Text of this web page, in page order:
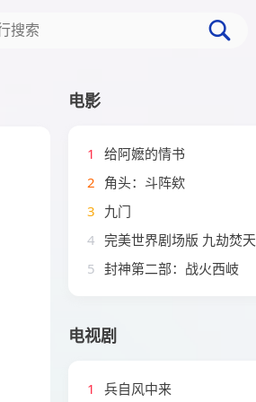
电影
1
给阿嬷的情书
2 角头：斗阵欸
3 九门
4 完美世界剧场版 九劫焚天
5 封神第二部：战火西岐
电视剧
1 兵自风中来